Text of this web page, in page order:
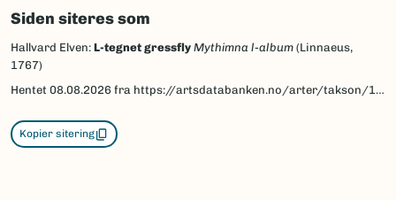
Siden siteres som
Hallvard Elven: L-tegnet gressfly Mythimna l-album (Linnaeus,
1767)
Hentet 08.08.2026 fra https://artsdatabanken.no/arter/takson/186611/beskrivelse
Kopier sitering